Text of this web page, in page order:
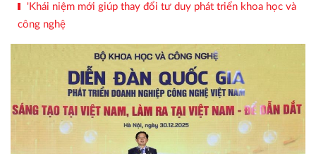
'Khái niệm mới giúp thay đổi tư duy phát triển khoa học và
công nghệ